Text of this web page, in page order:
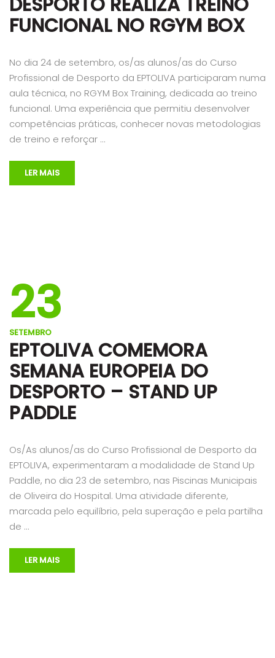
FUNCIONAL NO RGYM BOX
No dia 24 de setembro, os/as alunos/as do Curso
Profissional de Desporto da EPTOLIVA participaram numa
aula técnica, no RGYM Box Training, dedicada ao treino
funcional. Uma experiência que permitiu desenvolver
competências práticas, conhecer novas metodologias
de treino e reforçar …
LER MAIS
23
SETEMBRO
EPTOLIVA COMEMORA
SEMANA EUROPEIA DO
DESPORTO – STAND UP
PADDLE
Os/As alunos/as do Curso Profissional de Desporto da
EPTOLIVA, experimentaram a modalidade de Stand Up
Paddle, no dia 23 de setembro, nas Piscinas Municipais
de Oliveira do Hospital. Uma atividade diferente,
marcada pelo equilíbrio, pela superação e pela partilha
de …
LER MAIS